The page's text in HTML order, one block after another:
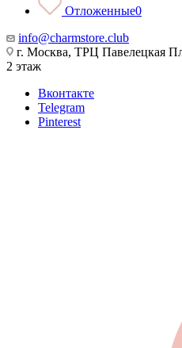
Отложенные0
info@charmstore.club
г. Москва, ТРЦ Павелецкая
2 этаж
Вконтакте
Telegram
Pinterest